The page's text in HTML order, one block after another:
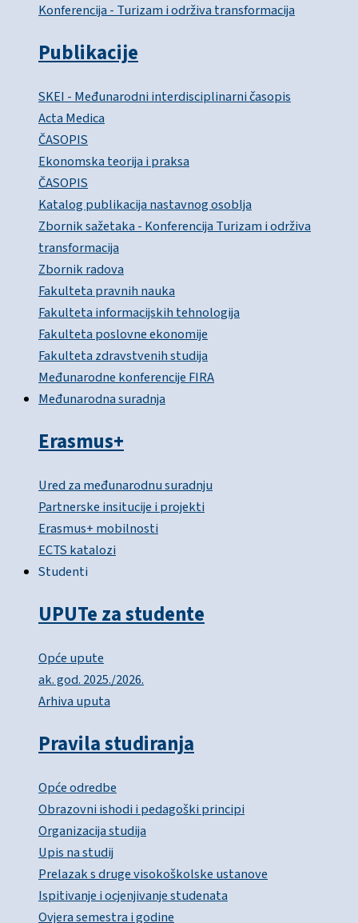
Konferencija - Turizam i održiva transformacija
Publikacije
SKEI - Međunarodni interdisciplinarni časopis
Acta Medica
ČASOPIS
Ekonomska teorija i praksa
ČASOPIS
Katalog publikacija nastavnog osoblja
Zbornik sažetaka - Konferencija Turizam i održiva
transformacija
Zbornik radova
Fakulteta pravnih nauka
Fakulteta informacijskih tehnologija
Fakulteta poslovne ekonomije
Fakulteta zdravstvenih studija
Međunarodne konferencije FIRA
Međunarodna suradnja
Erasmus+
Ured za međunarodnu suradnju
Partnerske insitucije i projekti
Erasmus+ mobilnosti
ECTS katalozi
Studenti
UPUTe za studente
Opće upute
ak. god. 2025./2026.
Arhiva uputa
Pravila studiranja
Opće odredbe
Obrazovni ishodi i pedagoški principi
Organizacija studija
Upis na studij
Prelazak s druge visokoškolske ustanove
Ispitivanje i ocjenjivanje studenata
Ovjera semestra i godine